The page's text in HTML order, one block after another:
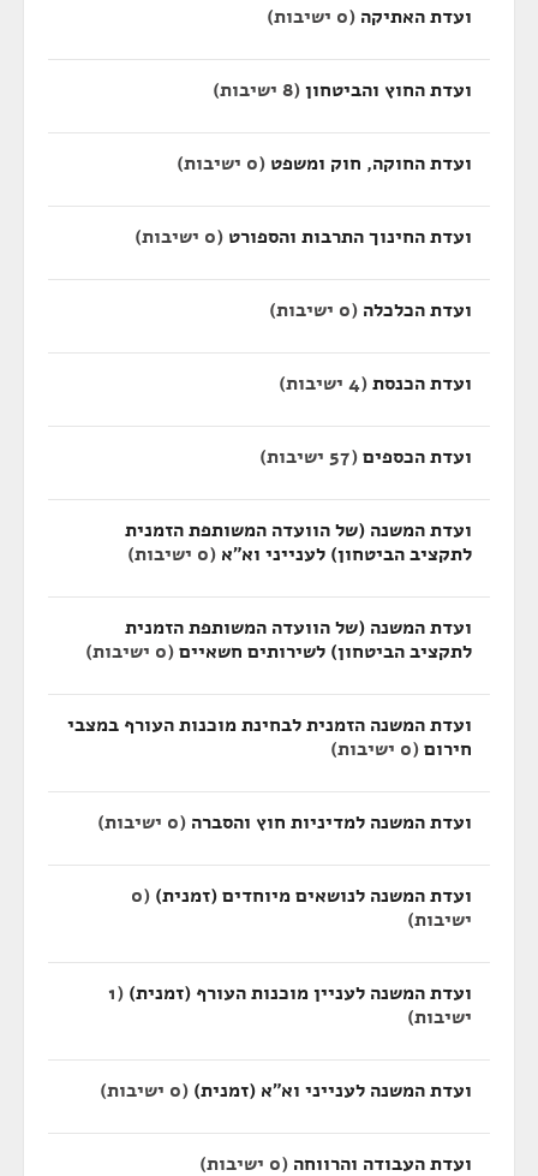
ועדת האתיקה (0 ישיבות)
ועדת החוץ והביטחון(8 ישיבות)
ועדת החוקה, חוק ומשפט (0 ישיבות)
ועדת החינוך התרבות והספורט (0 ישיבות)
ועדת הכלכלה (0 ישיבות)
ועדת הכנסת(4 ישיבות)
ועדת הכספים(57 ישיבות)
ועדת המשנה (של הוועדה המשותפת הזמנית
לתקציב הביטחון) לענייני וא"א (0 ישיבות)
ועדת המשנה (של הוועדה המשותפת הזמנית
לתקציב הביטחון) לשירותים חשאיים(0 ישיבות)
ועדת המשנה הזמנית לבחינת מוכנות העורף במצבי
חירום(0 ישיבות)
ועדת המשנה למדיניות חוץ והסברה (0 ישיבות)
ועדת המשנה לנושאים מיוחדים (זמנית) (0
ישיבות)
ועדת המשנה לעניין מוכנות העורף (זמנית) (1
ישיבות)
ועדת המשנה לענייני וא"א (זמנית) (0 ישיבות)
ועדת העבודה והרווחה (0 ישיבות)